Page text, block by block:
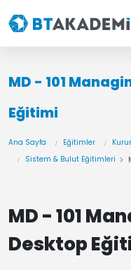
MD - 101
Eğitimi
Ana Sayfa Eğitimler
Sistem & Bulut Eğitimleri
MD - 101
Desktop